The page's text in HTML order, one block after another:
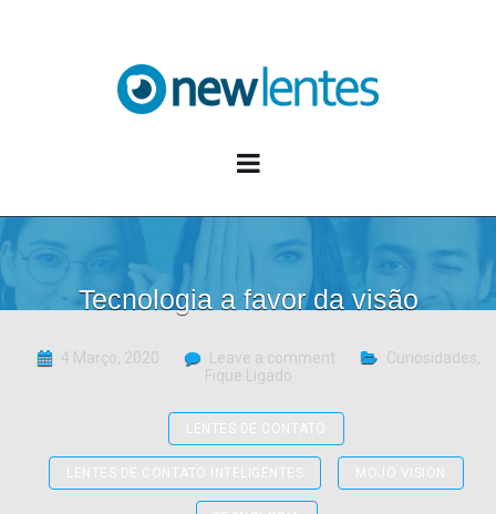
Tecnologia a favor da visão
4 Março, 2020 Leave a comment Curiosidades,
Fique Ligado
LENTES DE CONTATO
LENTES DE CONTATO INTELIGENTES MOJO VISION